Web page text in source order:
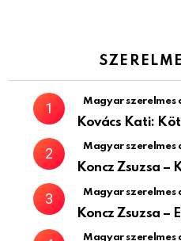
Magyar szerelmes
Kovács Kati:
Magyar szerelmes
Koncz Zsuzsa –
Magyar szerelmes
Koncz Zsuzsa –
Magyar szerelmes